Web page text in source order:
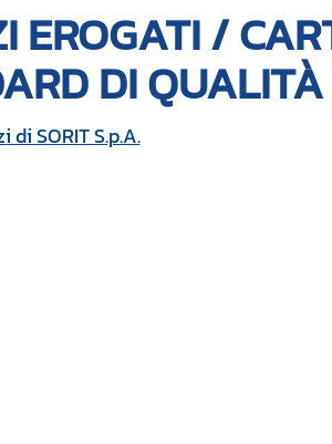
EROGATI /
DI QUALITÀ
di SORIT S.p.A.